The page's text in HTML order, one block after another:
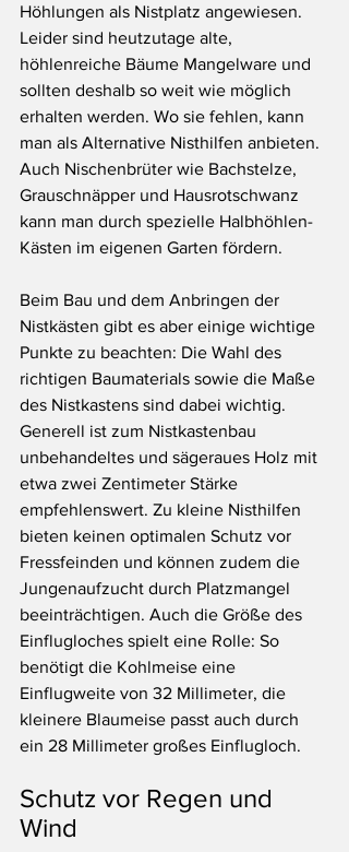
Höhlungen als Nistplatz angewiesen.
Leider sind heutzutage alte,
höhlenreiche Bäume Mangelware und
sollten deshalb so weit wie möglich
erhalten werden. Wo sie fehlen, kann
man als Alternative Nisthilfen anbieten.
Auch Nischenbrüter wie Bachstelze,
Grauschnäpper und Hausrotschwanz
kann man durch spezielle Halbhöhlen-
Kästen im eigenen Garten fördern.
Beim Bau und dem Anbringen der
Nistkästen gibt es aber einige wichtige
Punkte zu beachten: Die Wahl des
richtigen Baumaterials sowie die Maße
des Nistkastens sind dabei wichtig.
Generell ist zum Nistkastenbau
unbehandeltes und sägeraues Holz mit
etwa zwei Zentimeter Stärke
empfehlenswert. Zu kleine Nisthilfen
bieten keinen optimalen Schutz vor
Fressfeinden und können zudem die
Jungenaufzucht durch Platzmangel
beeinträchtigen. Auch die Größe des
Einflugloches spielt eine Rolle: So
benötigt die Kohlmeise eine
Einflugweite von 32 Millimeter, die
kleinere Blaumeise passt auch durch
ein 28 Millimeter großes Einflugloch.
Schutz vor Regen und
Wind